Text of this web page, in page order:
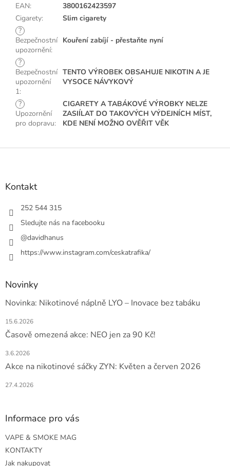
EAN:
3800162423597
Cigarety:
Slim cigarety
?
Bezpečnostní
upozornění:
Kouření zabíjí - přestaňte nyní
?
Bezpečnostní
upozornění
1:
TENTO VÝROBEK OBSAHUJE NIKOTIN A JE
VYSOCE NÁVYKOVÝ
?
Upozornění
pro dopravu:
CIGARETY A TABÁKOVÉ VÝROBKY NELZE
ZASIÍLAT DO TAKOVÝCH VÝDEJNÍCH MÍST,
KDE NENÍ MOŽNO OVĚŘIT VĚK
Z
Kontakt
252 544 315
Sledujte nás na facebooku
@davidhanus
https://www.instagram.com/ceskatrafika/
Novinky
Novinka: Nikotinové náplně LYO – Inovace bez tabáku
15.6.2026
Časově omezená akce: NEO jen za 90 Kč!
3.6.2026
Akce na nikotinové sáčky ZYN: Květen a červen 2026
27.4.2026
Informace pro vás
VAPE & SMOKE MAG
KONTAKTY
Jak nakupovat